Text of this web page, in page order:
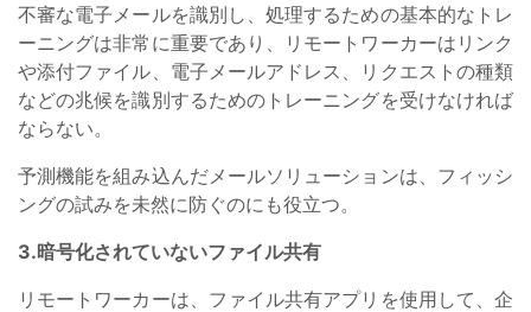
不審な電子メールを識別し、処理するための基本的なトレ
ーニングは非常に重要であり、リモートワーカーはリンク
や添付ファイル、電子メールアドレス、リクエストの種類
などの兆候を識別するためのトレーニングを受けなければ
ならない。
予測機能を組み込んだメールソリューションは、フィッシ
ングの試みを未然に防ぐのにも役立つ。
3.暗号化されていないファイル共有
リモートワーカーは、ファイル共有アプリを使用して、企